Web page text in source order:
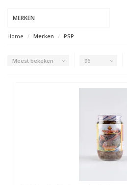
MERKEN
Home Merken PSP
Meest bekeken 96